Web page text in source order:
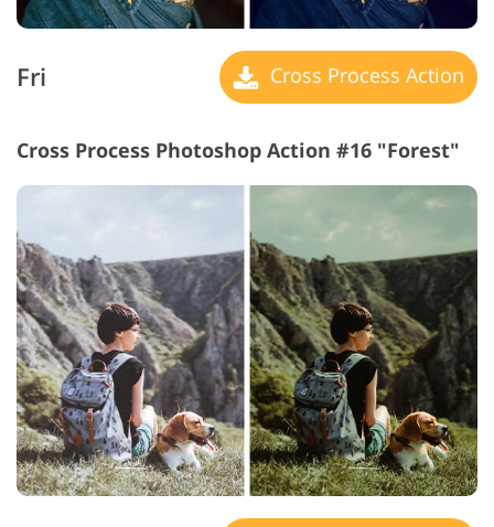
Fri Cross Process Action
Cross Process Photoshop Action #16 "Forest"